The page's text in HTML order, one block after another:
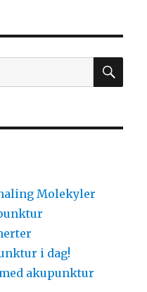
Molekyler
i dag!
akupunktur